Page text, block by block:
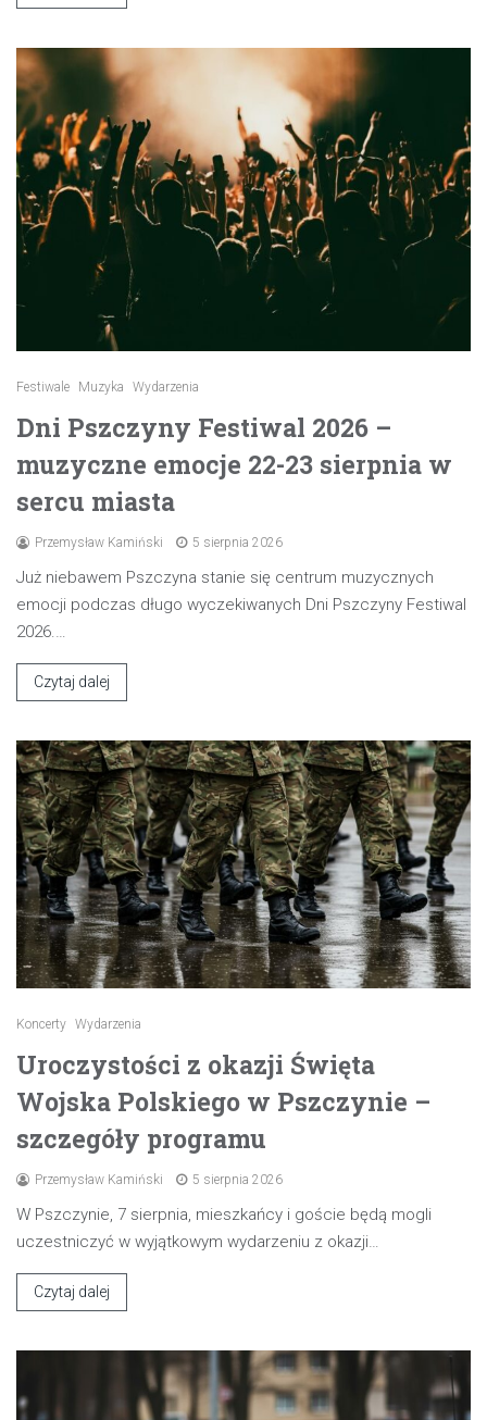
Festiwale Muzyka Wydarzenia
Dni Pszczyny Festiwal 2026 –
muzyczne emocje 22-23 sierpnia w
sercu miasta
Przemysław Kamiński 5 sierpnia 2026
Już niebawem Pszczyna stanie się centrum muzycznych
emocji podczas długo wyczekiwanych Dni Pszczyny Festiwal
2026.…
Czytaj dalej
Koncerty Wydarzenia
Uroczystości z okazji Święta
Wojska Polskiego w Pszczynie –
szczegóły programu
Przemysław Kamiński 5 sierpnia 2026
W Pszczynie, 7 sierpnia, mieszkańcy i goście będą mogli
uczestniczyć w wyjątkowym wydarzeniu z okazji…
Czytaj dalej